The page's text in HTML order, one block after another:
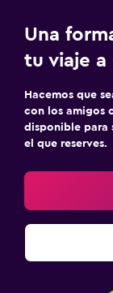
Una
tu viaje a
Hacemos que
con los amigos
disponible para
el que reserves.